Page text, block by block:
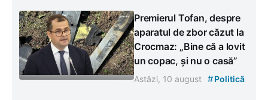
Premierul Tofan, despre
aparatul de zbor căzut la
Crocmaz: „Bine că a lovit
un copac, și nu o casă”
Astăzi, 10 august #Politică